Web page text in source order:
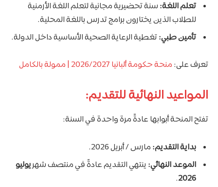
تعلم اللغة: سنة تحضيرية مجانية لتعلم اللغة الأرمنية
للطلاب الذين يختارون برامج تدرس باللغة المحلية.
تأمين طبي:تغطية الرعاية الصحية الأساسية داخل الدولة.
تعرف على: منحة حكومة ألبانيا 2026/2027 | ممولة بالكامل
المواعيد النهائية للتقديم:
تفتح المنحة أبوابها عادةً مرة واحدة في السنة:
بداية التقديم: مارس / أبريل 2026.
الموعد النهائي: ينتهي التقديم عادةً في منتصف شهريوليو
2026
.